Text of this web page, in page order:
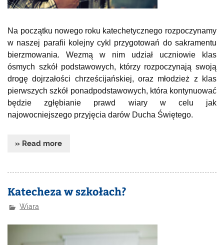
Na początku nowego roku katechetycznego rozpoczynamy
w naszej parafii kolejny cykl przygotowań do sakramentu
bierzmowania. Wezmą w nim udział uczniowie klas
ósmych szkół podstawowych, którzy rozpoczynają swoją
drogę dojrzałości chrześcijańskiej, oraz młodzież z klas
pierwszych szkół ponadpodstawowych, która kontynuować
będzie zgłębianie prawd wiary w celu jak
najowocniejszego przyjęcia darów Ducha Świętego.
» Read more
Katecheza w szkołach?
Wiara